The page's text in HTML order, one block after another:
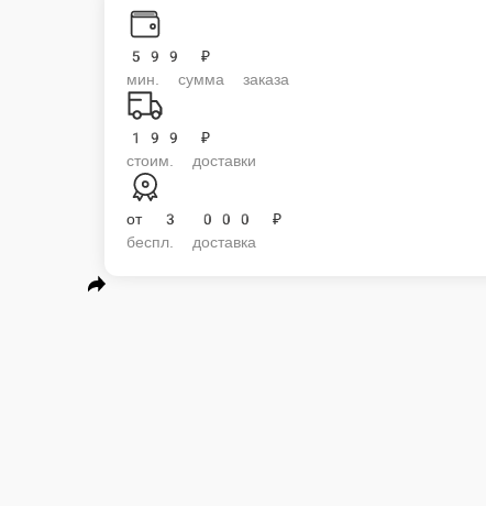
599 ₽
мин. сумма заказа
199 ₽
стоим. доставки
от 3 000 ₽
беспл. доставка